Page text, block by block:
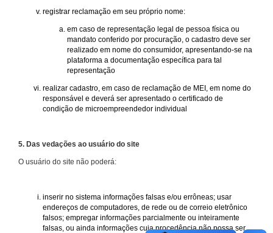
registrar reclamação em seu próprio nome:
em caso de representação legal de pessoa física ou
mandato conferido por procuração, o cadastro deve ser
realizado em nome do consumidor, apresentando-se na
plataforma a documentação específica para tal
representação
realizar cadastro, em caso de reclamação de MEI, em nome do
responsável e deverá ser apresentado o certificado de
condição de microempreendedor individual
5. Das vedações ao usuário do site
O usuário do site não poderá:
inserir no sistema informações falsas e/ou errôneas; usar
endereços de computadores, de rede ou de correio eletrônico
falsos; empregar informações parcialmente ou inteiramente
falsas, ou ainda informações cuja procedência não possa ser